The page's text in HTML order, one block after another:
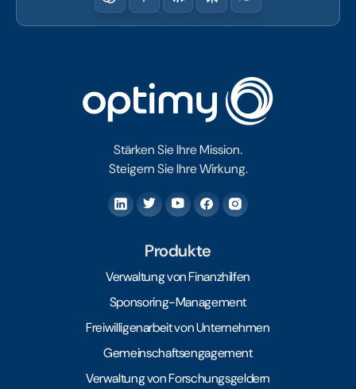
Stärken Sie Ihre Mission.
Steigern Sie Ihre Wirkung.
Produkte
Verwaltung von Finanzhilfen
Sponsoring-Management
Freiwilligenarbeit von Unternehmen
Gemeinschaftsengagement
Verwaltung von Forschungsgeldern